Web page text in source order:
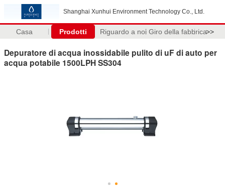
Shanghai Xunhui Environment Technology Co., Ltd.
Casa Prodotti Riguardo a noi Giro della fabbrica>>
Depuratore di acqua inossidabile pulito di uF di auto per
acqua potabile 1500LPH SS304